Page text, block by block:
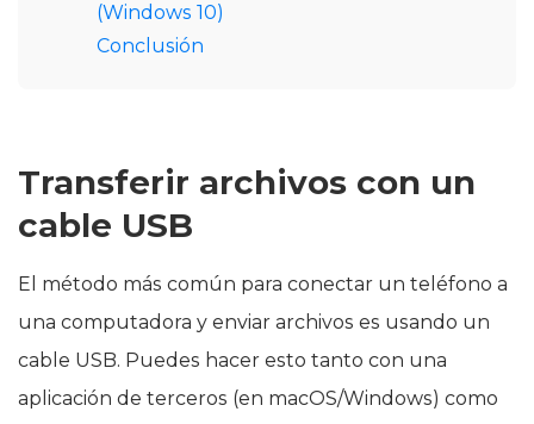
(Windows 10)
Conclusión
Transferir archivos con un
cable USB
El método más común para conectar un teléfono a
una computadora y enviar archivos es usando un
cable USB. Puedes hacer esto tanto con una
aplicación de terceros (en macOS/Windows) como